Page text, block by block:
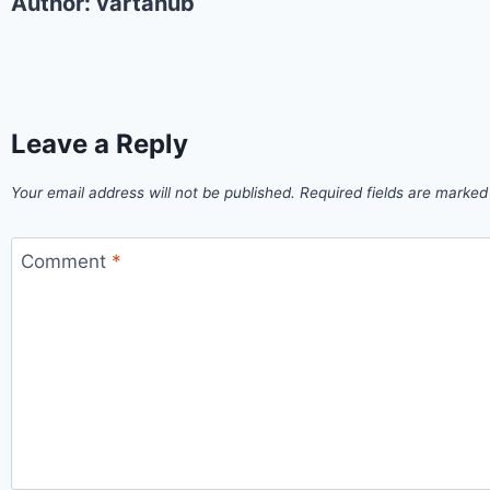
Leave a Reply
Your email address will not be published. Required fields are
Comment *